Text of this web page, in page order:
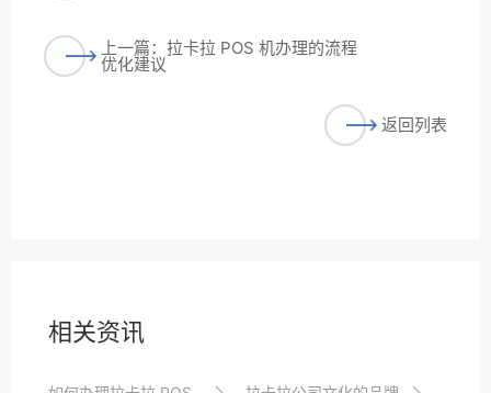
上一篇：拉卡拉 POS 机办理的流程
优化建议
返回列表
相关资讯